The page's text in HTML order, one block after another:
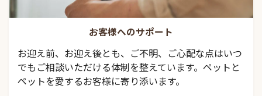
お客様へのサポート
お迎え前、お迎え後とも、ご不明、ご心配な点はいつ
でもご相談いただける体制を整えています。ペットと
ペットを愛するお客様に寄り添います。